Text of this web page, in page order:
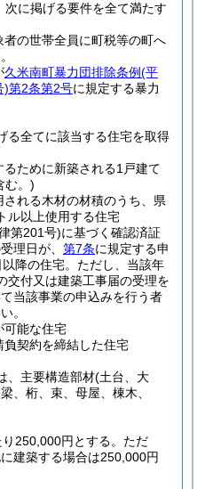
次に掲げる要件を全て満たす
の世帯全員に町税等の町へ
久米南町暴力団排除条例(平
)第2条第2号に規定する暴力
る全てに該当する住宅を取得
ために新築される1戸建て
む。)
れる木材の材積のうち、県
ル以上使用する住宅
第201号)に基づく確認済証
理日が、 第7条に規定する申
降の住宅。 ただし、当該年
交付又は建築工事届の受理を
当該事業の申込みを行う者
。
可能な住宅
契約を締結した住宅
、主要構造部材(土台、大
、桁、束、母屋、棟木、
250,000円とする。 ただ
建築する場合は250,000円